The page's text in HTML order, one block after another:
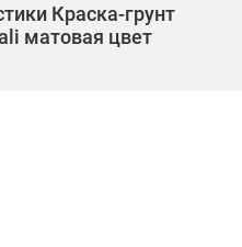
УФ-излучения,
Содержит
надежную защиту от
процессы старения
повреждениям.
армирована
высокими показателями
Краска-грунт
матовая цвет